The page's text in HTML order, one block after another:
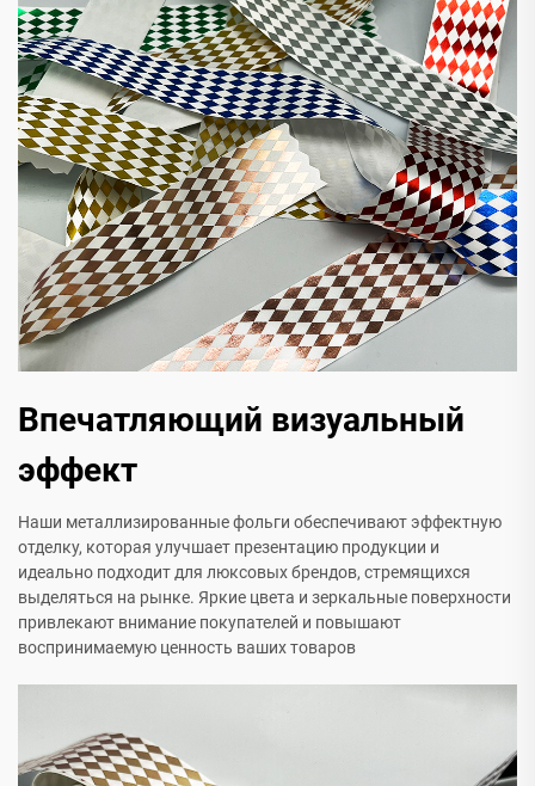
Впечатляющий визуальный
эффект
Наши металлизированные фольги обеспечивают эффектную
отделку, которая улучшает презентацию продукции и
идеально подходит для люксовых брендов, стремящихся
выделяться на рынке. Яркие цвета и зеркальные поверхности
привлекают внимание покупателей и повышают
воспринимаемую ценность ваших товаров